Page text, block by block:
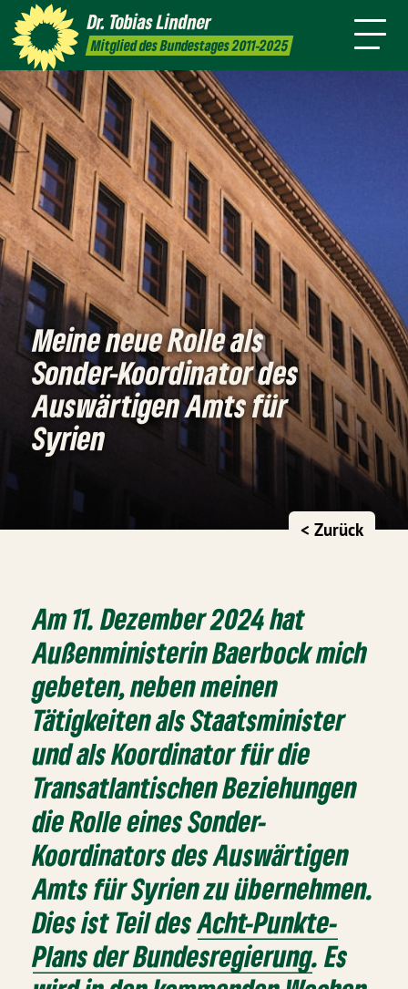
Dr. TobiasLindner
Mitglied des Bundestages 2011-2025
Leichte
Sprache
Presse Kontakt
Amt
Meine neue Rolle als
Sonder-Koordinator des
Auswärtigen Amts für
Syrien
< Zurück
Am 11. Dezember 2024 hat
Außenministerin Baerbock mich
gebeten, neben meinen
Tätigkeiten als Staatsminister
und als Koordinator für die
Transatlantischen Beziehungen
die Rolle eines Sonder-
Koordinators des Auswärtigen
Amts für Syrien zu übernehmen.
Dies ist Teil desAcht-Punkte-
Plans der Bundesregierung. Es